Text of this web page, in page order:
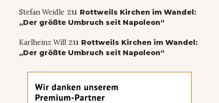
Stefan Weidle zu Rottweils Kirchen im Wandel:
„Der größte Umbruch seit Napoleon“
Karlheinz Will zu Rottweils Kirchen im Wandel:
„Der größte Umbruch seit Napoleon“